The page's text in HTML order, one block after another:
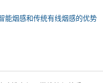
能烟感和传统有线烟感的优势